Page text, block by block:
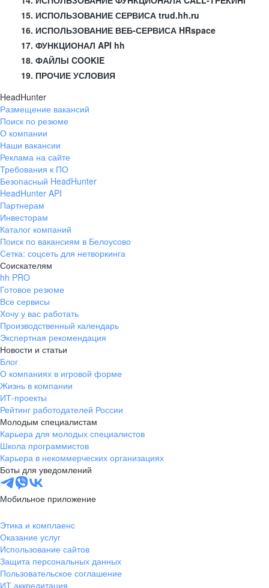
15. ИСПОЛЬЗОВАНИЕ СЕРВИСА trud.hh.ru
16. ИСПОЛЬЗОВАНИЕ ВЕБ-СЕРВИСА HRspace
17. ФУНКЦИОНАЛ API hh
18. ФАЙЛЫ COOKIE
19. ПРОЧИЕ УСЛОВИЯ
HeadHunter
Размещение вакансий
Поиск по резюме
О компании
Наши вакансии
Реклама на сайте
Требования к ПО
Безопасный HeadHunter
HeadHunter API
Партнерам
Инвесторам
Каталог компаний
Поиск по вакансиям в Белоусово
Сетка: соцсеть для нетворкинга
Соискателям
hh PRO
Готовое резюме
Все сервисы
Хочу у вас работать
Производственный календарь
Экспертная рекомендация
Новости и статьи
Блог
О компаниях в игровой форме
Жизнь в компании
ИТ-проекты
Рейтинг работодателей России
Молодым специалистам
Карьера для молодых специалистов
Школа программистов
Карьера в некоммерческих организациях
Боты для уведомлений
Мобильное приложение
Этика и комплаенс
Оказание услуг
Использование сайтов
Защита персональных данных
Пользовательское соглашение
ИТ аккредитация